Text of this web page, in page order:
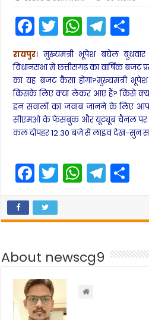
F
a
c
e
b
o
o
k
T
w
itt
er
W
h
a
ts
A
p
p
T
el
e
gr
a
m
h
ar
e
रायपुर। मुख्यमंत्री भूपेश बघेल बुधवार
विधानसभा में छत्तीसगढ़ का वार्षिक बजट
का यह बजट कैसा होगा?मुख्यमंत्री
किसके लिए क्या लेकर आए हैं? किसे
इन सवालों का जवाब जानने के लिए आप
सीएमओ के फेसबुक और यूट्यूब चैनल पर
कल दोपहर 12.30 बजे से लाइव देख-सुन
F
a
c
e
b
o
o
k
T
w
er
W
h
ts
A
p
p
T
el
gr
a
e
About newscg9